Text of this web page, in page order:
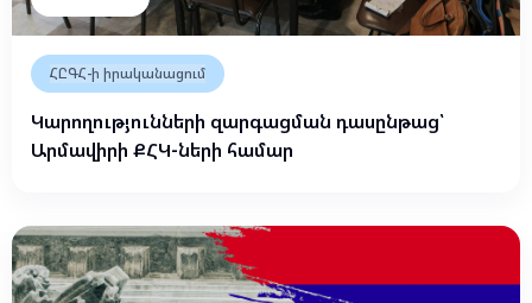
ՀԸԳՀ-ի իրականացում
Կարողությունների զարգացման դասընթաց՝
Արմավիրի ՔՀԿ-ների համար